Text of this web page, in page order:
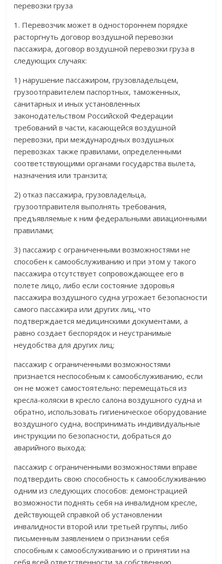
перевозки груза
1. Перевозчик может в одностороннем порядке
расторгнуть договор воздушной перевозки
пассажира, договор воздушной перевозки груза в
следующих случаях:
1) нарушение пассажиром, грузовладельцем,
грузоотправителем паспортных, таможенных,
санитарных и иных установленных
законодательством Российской Федерации
требований в части, касающейся воздушной
перевозки, при международных воздушных
перевозках также правилами, определенными
соответствующими органами государства вылета,
назначения или транзита;
2) отказ пассажира, грузовладельца,
грузоотправителя выполнять требования,
предъявляемые к ним федеральными авиационными
правилами;
3) пассажир с ограниченными возможностями не
способен к самообслуживанию и при этом у такого
пассажира отсутствует сопровождающее его в
полете лицо, либо если состояние здоровья
пассажира воздушного судна угрожает безопасности
самого пассажира или других лиц, что
подтверждается медицинскими документами, а
равно создает беспорядок и неустранимые
неудобства для других лиц;
пассажир с ограниченными возможностями
признается неспособным к самообслуживанию, если
он не может самостоятельно: перемещаться из
кресла-коляски в кресло салона воздушного судна и
обратно, использовать гигиеническое оборудование
воздушного судна, воспринимать индивидуальные
инструкции по безопасности, добраться до
аварийного выхода;
пассажир с ограниченными возможностями вправе
подтвердить свою способность к самообслуживанию
одним из следующих способов: демонстрацией
возможности поднять себя на инвалидном кресле,
действующей справкой об установлении
инвалидности второй или третьей группы, либо
письменным заявлением о признании себя
способным к самообслуживанию и о принятии на